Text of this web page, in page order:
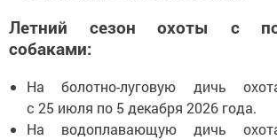
Летний сезон охоты с
собаками:
На болотно-луговую дичь
с 25 июля по 5 декабря 2026 года.
На водоплавающую дичь